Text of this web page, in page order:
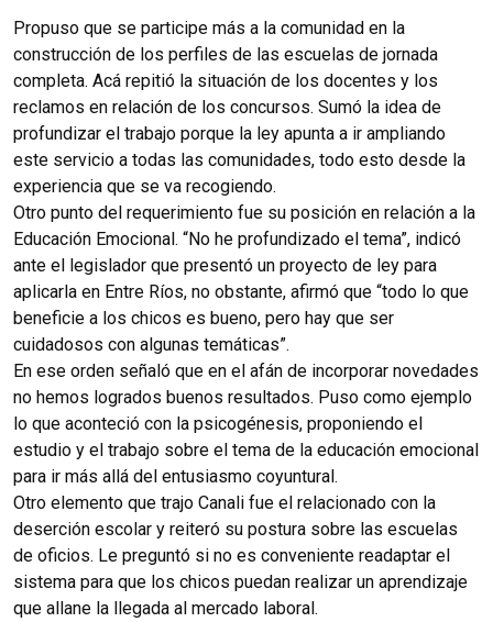
Propuso que se participe más a la comunidad en la
construcción de los perfiles de las escuelas de jornada
completa. Acá repitió la situación de los docentes y los
reclamos en relación de los concursos. Sumó la idea de
profundizar el trabajo porque la ley apunta a ir ampliando
este servicio a todas las comunidades, todo esto desde la
experiencia que se va recogiendo.
Otro punto del requerimiento fue su posición en relación a la
Educación Emocional. “No he profundizado el tema”, indicó
ante el legislador que presentó un proyecto de ley para
aplicarla en Entre Ríos, no obstante, afirmó que “todo lo que
beneficie a los chicos es bueno, pero hay que ser
cuidadosos con algunas temáticas”.
En ese orden señaló que en el afán de incorporar novedades
no hemos logrados buenos resultados. Puso como ejemplo
lo que aconteció con la psicogénesis, proponiendo el
estudio y el trabajo sobre el tema de la educación emocional
para ir más allá del entusiasmo coyuntural.
Otro elemento que trajo Canali fue el relacionado con la
deserción escolar y reiteró su postura sobre las escuelas
de oficios. Le preguntó si no es conveniente readaptar el
sistema para que los chicos puedan realizar un aprendizaje
que allane la llegada al mercado laboral.